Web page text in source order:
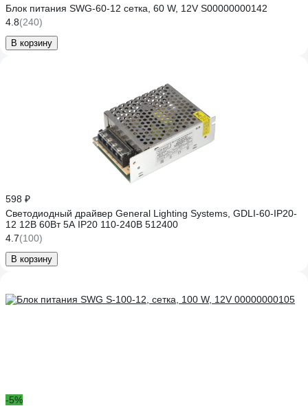
Блок питания SWG-60-12 сетка, 60 W, 12V S00000000142
4.8(240)
В корзину
598 ₽
Светодиодный драйвер General Lighting Systems, GDLI-60-IP20-
12 12В 60Вт 5А IP20 110-240В 512400
4.7(100)
В корзину
-5%